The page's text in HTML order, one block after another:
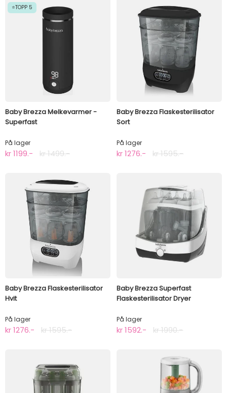
Baby Brezza Melkevarmer -
Superfast
På lager
kr 1199.- kr 1499.-
⭐TOPP 5
Baby Brezza Flaskesterilisator
Sort
På lager
kr 1276.- kr 1595.-
Baby Brezza Flaskesterilisator
Hvit
På lager
kr 1276.- kr 1595.-
Baby Brezza Superfast
Flaskesterilisator Dryer
På lager
kr 1592.- kr 1990.-